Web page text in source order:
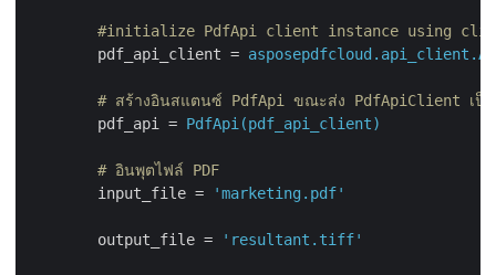
#initialize PdfApi client instance using
pdf_api_client =
# สร้างอินสแตนซ์ PdfApi ขณะส่ง PdfApiClient เป็
pdf_api
= PdfApi(pdf_api_client)
        # อินพุตไฟล์ PDF
input_file = 'marketing.pdf'
output_file = 'resultant.tiff'